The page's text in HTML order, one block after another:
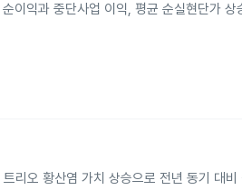
이익과 중단사업 이익, 평균 순실현단가 상
리오 황산염 가치 상승으로 전년 동기 대비